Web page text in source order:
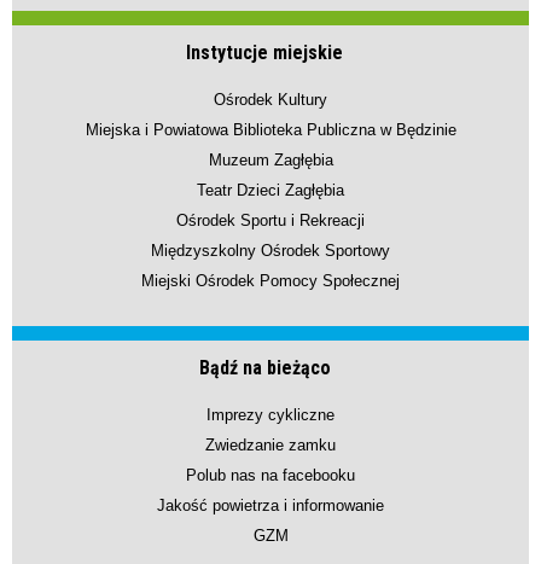
Instytucje miejskie
Ośrodek Kultury
Miejska i Powiatowa Biblioteka Publiczna w Będzinie
Muzeum Zagłębia
Teatr Dzieci Zagłębia
Ośrodek Sportu i Rekreacji
Międzyszkolny Ośrodek Sportowy
Miejski Ośrodek Pomocy Społecznej
Bądź na bieżąco
Imprezy cykliczne
Zwiedzanie zamku
Polub nas na facebooku
Jakość powietrza i informowanie
GZM